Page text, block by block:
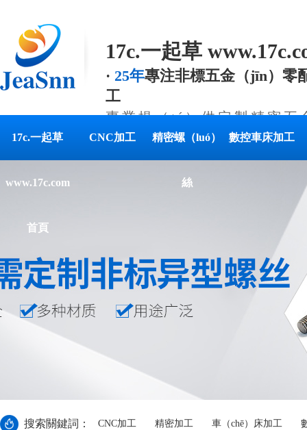
17c.一起草
· 25年專注非標五金（jīn）零
工
專業提（tí）供定製精密
決方案
17c.一起草
www.17c.com
首頁
CNC加工 精密螺（luó）
絲
數控車床加工
搜索關鍵詞： CNC加工 精密加工 車（chē）床加工